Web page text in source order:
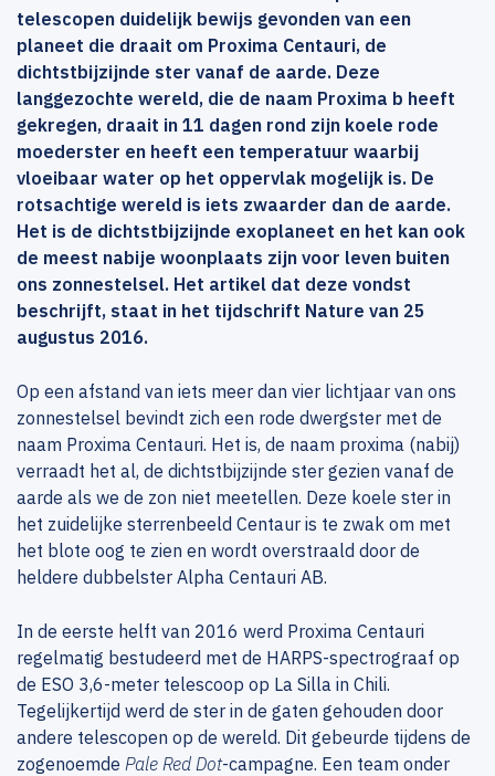
telescopen duidelijk bewijs gevonden van een
planeet die draait om Proxima Centauri, de
dichtstbijzijnde ster vanaf de aarde. Deze
langgezochte wereld, die de naam Proxima b heeft
gekregen, draait in 11 dagen rond zijn koele rode
moederster en heeft een temperatuur waarbij
vloeibaar water op het oppervlak mogelijk is. De
rotsachtige wereld is iets zwaarder dan de aarde.
Het is de dichtstbijzijnde exoplaneet en het kan ook
de meest nabije woonplaats zijn voor leven buiten
ons zonnestelsel. Het artikel dat deze vondst
beschrijft, staat in het tijdschrift Nature van 25
augustus 2016.
Op een afstand van iets meer dan vier lichtjaar van ons
zonnestelsel bevindt zich een rode dwergster met de
naam Proxima Centauri. Het is, de naam proxima (nabij)
verraadt het al, de dichtstbijzijnde ster gezien vanaf de
aarde als we de zon niet meetellen. Deze koele ster in
het zuidelijke sterrenbeeld Centaur is te zwak om met
het blote oog te zien en wordt overstraald door de
heldere dubbelster Alpha Centauri AB.
In de eerste helft van 2016 werd Proxima Centauri
regelmatig bestudeerd met de HARPS-spectrograaf op
de ESO 3,6-meter telescoop op La Silla in Chili.
Tegelijkertijd werd de ster in de gaten gehouden door
andere telescopen op de wereld. Dit gebeurde tijdens de
zogenoemde Pale Red Dot-campagne. Een team onder